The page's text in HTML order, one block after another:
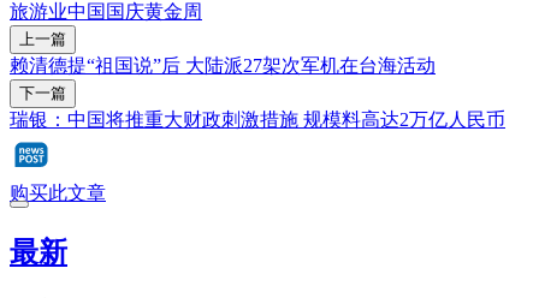
旅游业中国国庆黄金周
上一篇
赖清德提“祖国说”后 大陆派27架次军机在台海活动
下一篇
瑞银：中国将推重大财政刺激措施 规模料高达2万亿人民币
购买此文章
最新